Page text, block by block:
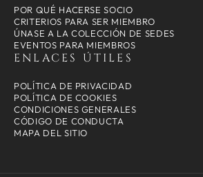
POR QUÉ HACERSE SOCIO
CRITERIOS PARA SER MIEMBRO
ÚNASE A LA COLECCIÓN DE SEDES
EVENTOS PARA MIEMBROS
ENLACES ÚTILES
POLÍTICA DE PRIVACIDAD
POLÍTICA DE COOKIES
CONDICIONES GENERALES
CÓDIGO DE CONDUCTA
MAPA DEL SITIO